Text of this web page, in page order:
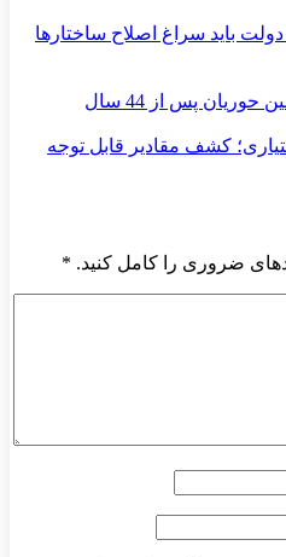
باید سراغ اصلاح ساختارها
پس از 44 سال
کشف مقادیر قابل توجه
ضروری را کامل کنید. *